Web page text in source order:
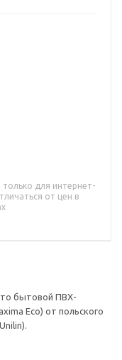
только для интернет-
от цен в
бытовой ПВХ-
Eco) от польского